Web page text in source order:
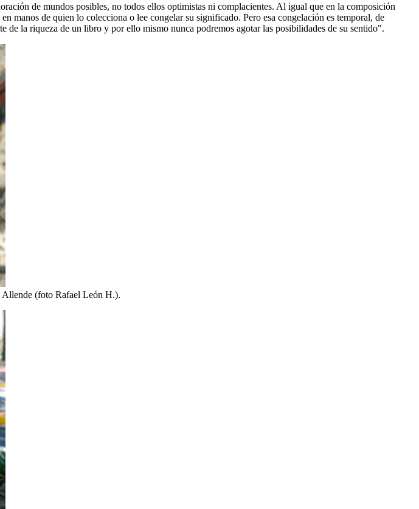
de mundos posibles, no todos ellos optimistas ni complacientes. Al igual que en la composición
manos de quien lo colecciona o lee congelar su significado. Pero esa congelación es temporal, de
de la riqueza de un libro y por ello mismo nunca podremos agotar las posibilidades de su sentido".
Allende (foto Rafael León H.).